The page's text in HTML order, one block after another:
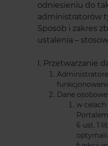
odniesieniu do
administratorów
Sposób i zakres
ustalenia –
I. Przetwarzanie
Dane
w
6 ust. 1